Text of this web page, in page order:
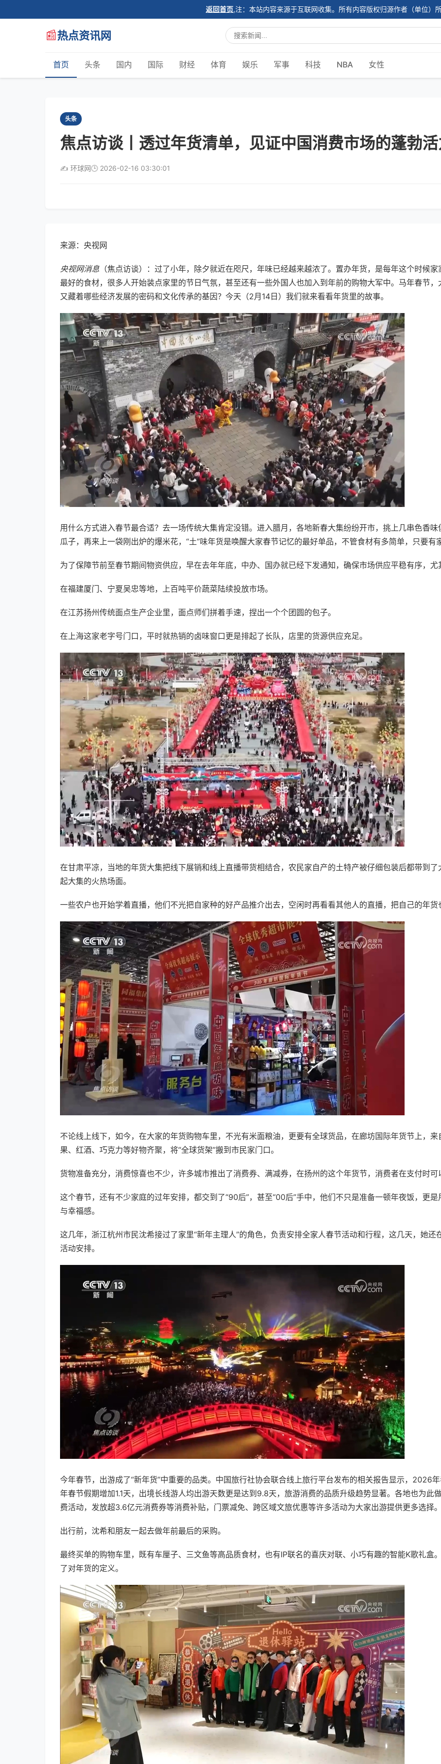
返回首页,注：本站内容来源于互联网收集。所有内容版权归源作者（单位）所
📰热点资讯网
首页 头条 国内 国际 财经 体育 娱乐 军事 科技 NBA 女性
头条
焦点访谈丨透过年货清单，见证中国消费市场的蓬勃
✍️ 环球网🕒 2026-02-16 03:30:01
来源：央视网
央视网消息 （焦点访谈）：过了小年，除夕就近在咫尺，年味已经越来越浓了。置办年货，是每年这个时候
最好的食材，很多人开始装点家里的节日气氛，甚至还有一些外国人也加入到年前的购物大军中。马年春节
又藏着哪些经济发展的密码和文化传承的基因？今天（2月14日）我们就来看看年货里的故事。
用什么方式进入春节最合适？去一场传统大集肯定没错。进入腊月，各地新春大集纷纷开市，挑上几串色香
瓜子，再来上一袋刚出炉的爆米花，“土”味年货是唤醒大家春节记忆的最好单品，不管食材有多简单，只要有
为了保障节前至春节期间物资供应，早在去年年底，中办、国办就已经下发通知，确保市场供应平稳有序，尤
在福建厦门、宁夏吴忠等地，上百吨平价蔬菜陆续投放市场。
在江苏扬州传统面点生产企业里，面点师们拼着手速，捏出一个个团圆的包子。
在上海这家老字号门口，平时就热销的卤味窗口更是排起了长队，店里的货源供应充足。
在甘肃平凉，当地的年货大集把线下展销和线上直播带货相结合，农民家自产的土特产被仔细包装后都带到
起大集的火热场面。
一些农户也开始学着直播，他们不光把自家种的好产品推介出去，空闲时再看看其他人的直播，把自己的年货
不论线上线下，如今，在大家的年货购物车里，不光有米面粮油，更要有全球货品，在廊坊国际年货节上，
果、红酒、巧克力等好物齐聚，将“全球货架”搬到市民家门口。
货物准备充分，消费惊喜也不少，许多城市推出了消费券、满减券，在扬州的这个年货节，消费者在支付时可
这个春节，还有不少家庭的过年安排，都交到了“90后”，甚至“00后”手中，他们不只是准备一顿年夜饭，更
与幸福感。
这几年，浙江杭州市民沈希接过了家里“新年主理人”的角色，负责安排全家人春节活动和行程，这几天，她
活动安排。
今年春节，出游成了“新年货”中重要的品类。中国旅行社协会联合线上旅行平台发布的相关报告显示，2026
年春节假期增加1.1天，出境长线游人均出游天数更是达到9.8天，旅游消费的品质升级趋势显著。各地也为此
费活动，发放超3.6亿元消费券等消费补贴，门票减免、跨区域文旅优惠等许多活动为大家出游提供更多选择。
出行前，沈希和朋友一起去做年前最后的采购。
最终买单的购物车里，既有车厘子、三文鱼等高品质食材，也有IP联名的喜庆对联、小巧有趣的智能K歌礼盒
了对年货的定义。